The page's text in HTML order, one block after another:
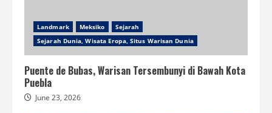
Landmark Meksiko
Sejarah
Sejarah Dunia, Wisata Eropa, Situs Warisan Dunia
Puente de Bubas, Warisan Tersembunyi di Bawah Kota
Puebla
June 23, 2026